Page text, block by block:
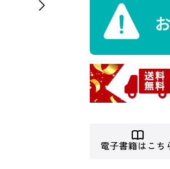
電子書籍はこち